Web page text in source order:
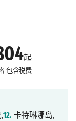
起
包含税费
,12. 卡特琳娜岛,